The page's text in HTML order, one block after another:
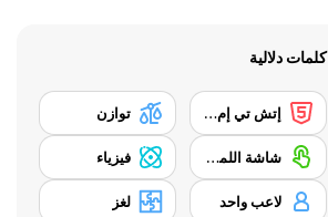
كلمات دلالية
إتش تي إم إل 5 توازن
شاشة اللمس فيزياء
لاعب واحد لغز